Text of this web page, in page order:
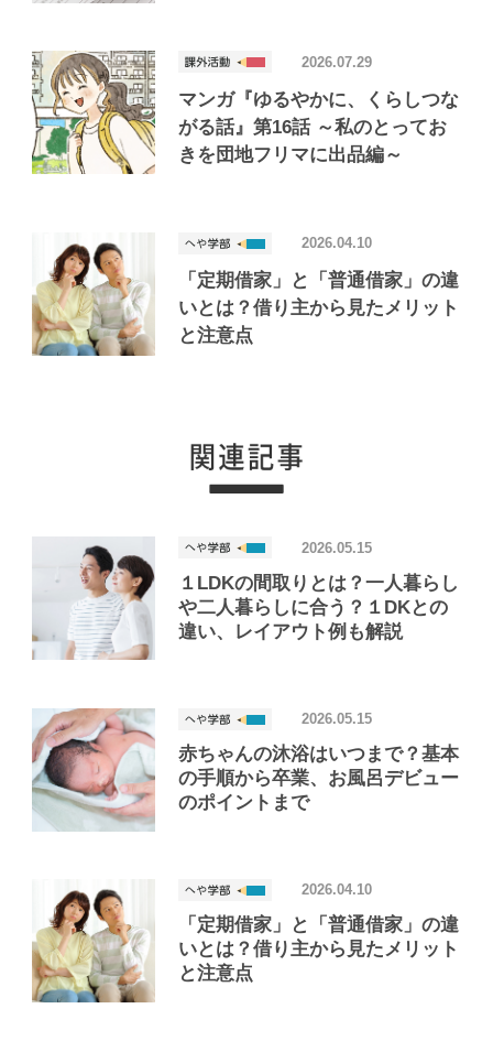
マンガ『ゆるやかに、くらしつな
がる話』第16話 ～私のとってお
きを団地フリマに出品編～
2026.07.29
「定期借家」と「普通借家」の違
いとは？借り主から見たメリット
と注意点
2026.04.10
１LDKの間取りとは？一人暮らし
や二人暮らしに合う？１DKとの
違い、レイアウト例も解説
2026.05.15
赤ちゃんの沐浴はいつまで？基本
の手順から卒業、お風呂デビュー
のポイントまで
2026.05.15
「定期借家」と「普通借家」の違
いとは？借り主から見たメリット
と注意点
2026.04.10